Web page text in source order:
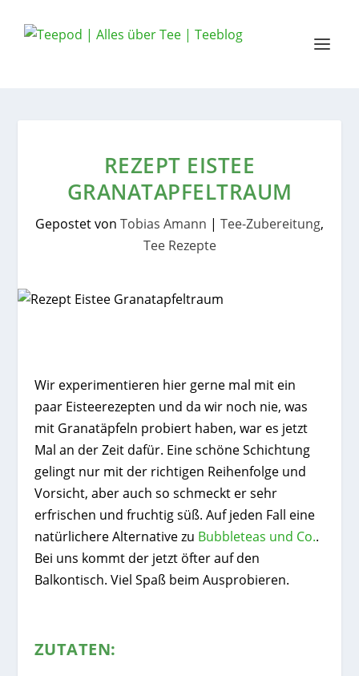
REZEPT EISTEE
GRANATAPFELTRAUM
Gepostet von Tobias Amann | Tee-Zubereitung,
Tee Rezepte
Wir experimentieren hier gerne mal mit ein
paar Eisteerezepten und da wir noch nie, was
mit Granatäpfeln probiert haben, war es jetzt
Mal an der Zeit dafür. Eine schöne Schichtung
gelingt nur mit der richtigen Reihenfolge und
Vorsicht, aber auch so schmeckt er sehr
erfrischen und fruchtig süß. Auf jeden Fall eine
natürlichere Alternative zu Bubbleteas und Co..
Bei uns kommt der jetzt öfter auf den
Balkontisch. Viel Spaß beim Ausprobieren.
ZUTATEN: